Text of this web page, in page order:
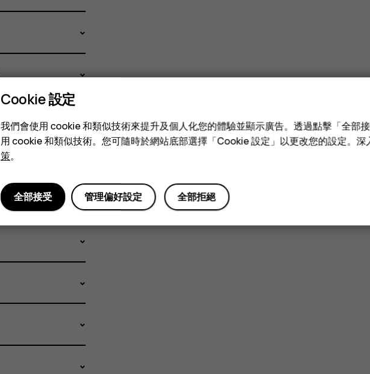
Cookie 設定
我們會使用 cookie 和類似技術來提升及個人化您的體驗並顯示廣告。透過點擊「全部
用 cookie 和類似技術。您可隨時於網站底部選擇「Cookie 設定」以更改您的設定。
策。
全部拒絕
管理偏好設定
全部接受